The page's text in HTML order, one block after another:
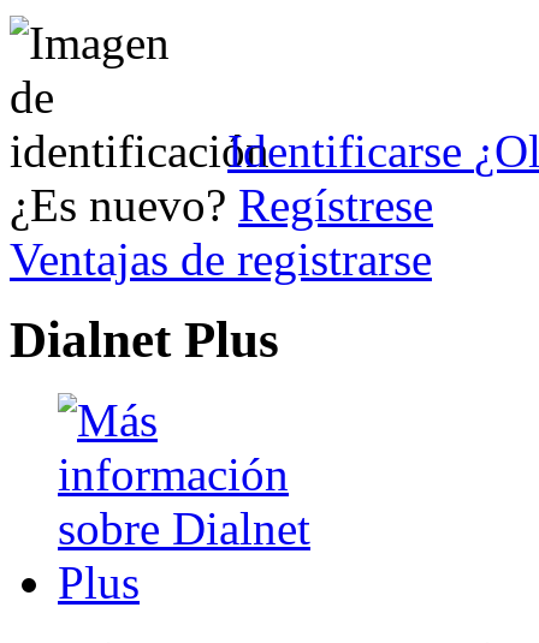
Identificarse
¿Es nuevo? Regístrese
Ventajas de registrarse
Dialnet Plus